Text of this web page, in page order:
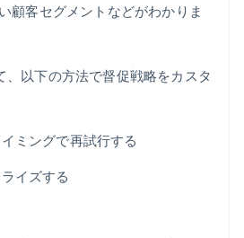
顧客セグメントなどがわかりま
、以下の方法で督促戦略をカスタ
ミングで再試行する
イズする